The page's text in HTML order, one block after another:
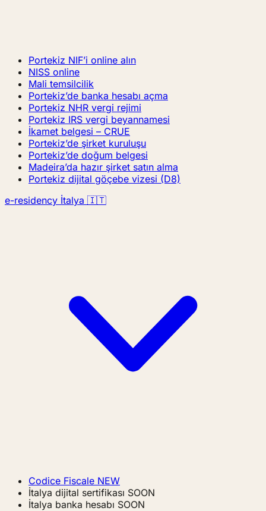
Portekiz NIF’i online alın
NISS online
Mali temsilcilik
Portekiz’de banka hesabı açma
Portekiz NHR vergi rejimi
Portekiz IRS vergi beyannamesi
İkamet belgesi – CRUE
Portekiz’de şirket kuruluşu
Portekiz’de doğum belgesi
Madeira’da hazır şirket satın alma
Portekiz dijital göçebe vizesi (D8)
e-residency İtalya 🇮🇹
Codice Fiscale NEW
İtalya dijital sertifikası SOON
İtalya banka hesabı SOON